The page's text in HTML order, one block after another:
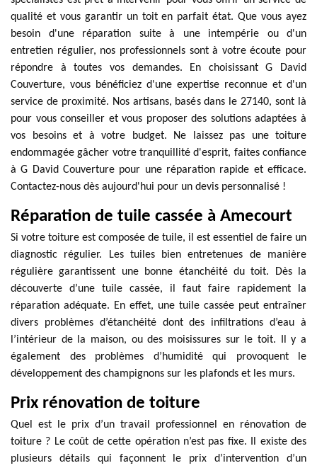
qualité et vous garantir un toit en parfait état. Que vous ayez
besoin d'une réparation suite à une intempérie ou d'un
entretien régulier, nos professionnels sont à votre écoute pour
répondre à toutes vos demandes. En choisissant G David
Couverture, vous bénéficiez d'une expertise reconnue et d'un
service de proximité. Nos artisans, basés dans le 27140, sont là
pour vous conseiller et vous proposer des solutions adaptées à
vos besoins et à votre budget. Ne laissez pas une toiture
endommagée gâcher votre tranquillité d'esprit, faites confiance
à G David Couverture pour une réparation rapide et efficace.
Contactez-nous dès aujourd'hui pour un devis personnalisé !
Réparation de tuile cassée à Amecourt
Si votre toiture est composée de tuile, il est essentiel de faire un
diagnostic régulier. Les tuiles bien entretenues de manière
régulière garantissent une bonne étanchéité du toit. Dès la
découverte d’une tuile cassée, il faut faire rapidement la
réparation adéquate. En effet, une tuile cassée peut entraîner
divers problèmes d’étanchéité dont des infiltrations d’eau à
l’intérieur de la maison, ou des moisissures sur le toit. Il y a
également des problèmes d’humidité qui provoquent le
développement des champignons sur les plafonds et les murs.
Prix rénovation de toiture
Quel est le prix d’un travail professionnel en rénovation de
toiture ? Le coût de cette opération n’est pas fixe. Il existe des
plusieurs détails qui façonnent le prix d’intervention d’un